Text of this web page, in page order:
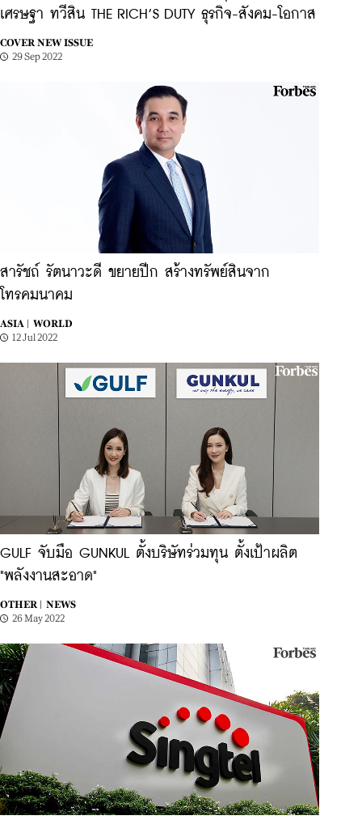
เศรษฐา ทวีสิน THE RICH’S DUTY ธุรกิจ-สังคม-โอกาส
COVER NEW ISSUE
29 Sep 2022
สารัชถ์ รัตนาวะดี ขยายปีก สร้างทรัพย์สินจาก
โทรคมนาคม
ASIA |
WORLD
12 Jul 2022
GULF จับมือ GUNKUL ตั้งบริษัทร่วมทุน ตั้งเป้าผลิต
"พลังงานสะอาด"
OTHER |
NEWS
26 May 2022